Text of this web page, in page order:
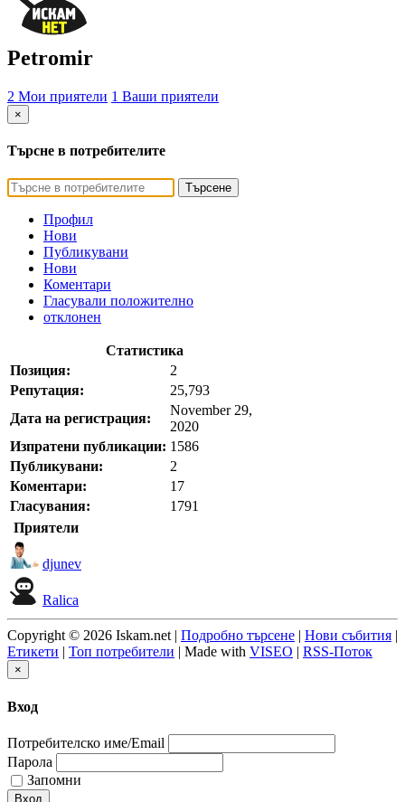
Petromir
2 Мои приятели 1 Ваши приятели
×
Търсне в потребителите
Търсене
Профил
Нови
Публикувани
Нови
Коментари
Гласували положително
отклонен
Статистика
Позиция:
2
Репутация:
25,793
Дата на регистрация:
November 29,
2020
Изпратени публикации: 1586
Публикувани:
2
Коментари:
17
Гласувания:
1791
Приятели
djunev
Ralica
Copyright © 2026 Iskam.net | Подробно търсене | Нови събития |
Етикети | Топ потребители | Made with VISEO | RSS-Поток
×
Вход
Потребителско име/Email
Парола
Запомни